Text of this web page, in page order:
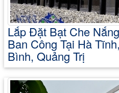
Lắp Đặt Bạt Che
Ban Công Tại Hà
Bình, Quảng Trị